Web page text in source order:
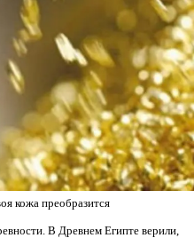
кожа преобразится
В Древнем Египте верили,